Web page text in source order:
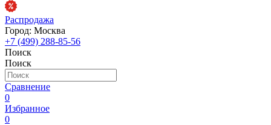
Распродажа
Город: Москва
+7 (499) 288-85-56
Поиск
Поиск
Сравнение
0
Избранное
0